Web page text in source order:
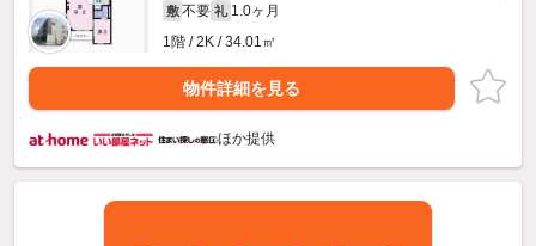
敷 不要 礼 1.0ヶ月
1階 / 2K / 34.01㎡
物件詳細を見る
ほか提供